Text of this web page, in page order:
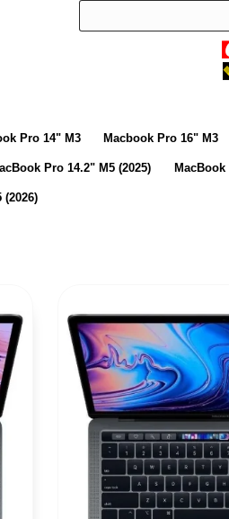
Pro 14" M3 Macbook Pro 16" M3
Pro 14.2" M5 (2025) MacBook
(2026)